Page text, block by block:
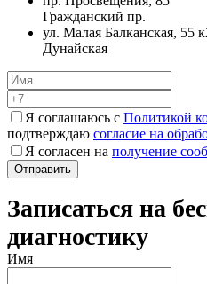
Гражданский пр.
ул. Малая Балканская, 55
Дунайская
Я соглашаюсь с Политикой
подтверждаю согласие на
Я согласен на получение
Записаться на
диагностику
Имя